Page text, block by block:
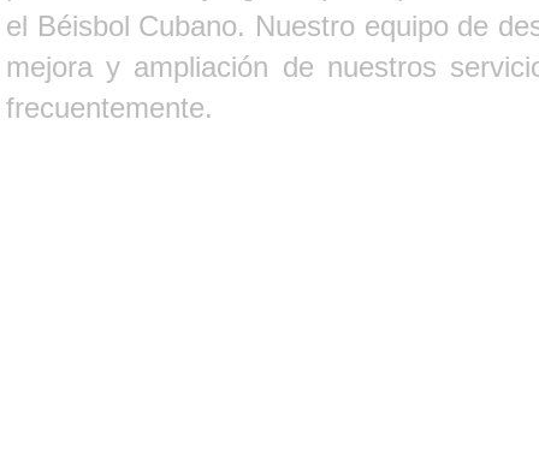
el Béisbol Cubano. Nuestro equipo de
mejora y ampliación de nuestros
frecuentemente.